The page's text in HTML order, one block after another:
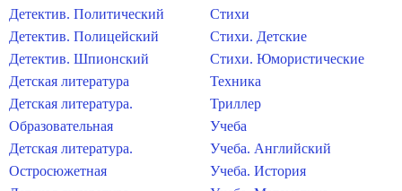
Детектив. Политический
Детектив. Полицейский
Детектив. Шпионский
Детская литература
Детская литература.
Образовательная
Детская литература.
Остросюжетная
Стихи
Стихи. Детские
Стихи. Юмористические
Техника
Триллер
Учеба
Учеба. Английский
Учеба. История